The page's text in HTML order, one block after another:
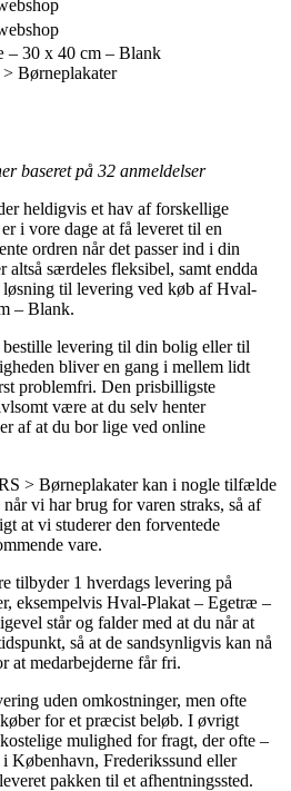
– 30 x 40 cm – Blank
Børneplakater
baseret på 32 anmeldelser
heldigvis et hav af forskellige
i vore dage at få leveret til en
ordren når det passer ind i din
altså særdeles fleksibel, samt endda
løsning til levering ved køb af Hval-
– Blank.
levering til din bolig eller til
bliver en gang i mellem lidt
problemfri. Den prisbilligste
være at du selv henter
af at du bor lige ved online
> Børneplakater kan i nogle tilfælde
vi har brug for varen straks, så af
at vi studerer den forventede
vare.
tilbyder 1 hverdags levering på
eksempelvis Hval-Plakat – Egetræ –
står og falder med at du når at
så at de sandsynligvis kan nå
at medarbejderne får fri.
uden omkostninger, men ofte
for et præcist beløb. I øvrigt
mulighed for fragt, der ofte –
København, Frederikssund eller
pakken til et afhentningssted.